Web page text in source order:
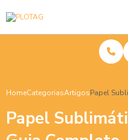
HomeCategoriasArtigosPapel
Papel